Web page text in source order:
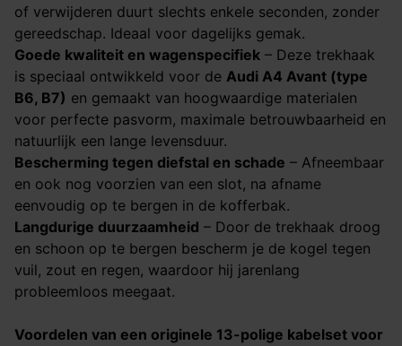
of verwijderen duurt slechts enkele seconden, zonder
gereedschap. Ideaal voor dagelijks gemak.
Goede kwaliteit en wagenspecifiek – Deze trekhaak
is speciaal ontwikkeld voor de Audi A4 Avant (type
B6, B7) en gemaakt van hoogwaardige materialen
voor perfecte pasvorm, maximale betrouwbaarheid en
natuurlijk een lange levensduur.
Bescherming tegen diefstal en schade – Afneembaar
en ook nog voorzien van een slot, na afname
eenvoudig op te bergen in de kofferbak.
Langdurige duurzaamheid – Door de trekhaak droog
en schoon op te bergen bescherm je de kogel tegen
vuil, zout en regen, waardoor hij jarenlang
probleemloos meegaat.
Voordelen van een originele 13-polige kabelset voor